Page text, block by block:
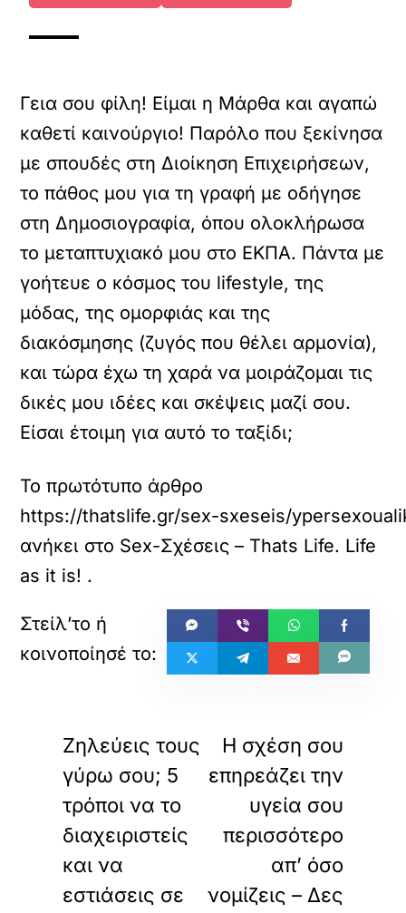
Γεια σου φίλη! Είμαι η Μάρθα και αγαπώ
καθετί καινούργιο! Παρόλο που ξεκίνησα
με σπουδές στη Διοίκηση Επιχειρήσεων,
το πάθος μου για τη γραφή με οδήγησε
στη Δημοσιογραφία, όπου ολοκλήρωσα
το μεταπτυχιακό μου στο ΕΚΠΑ. Πάντα με
γοήτευε ο κόσμος του lifestyle, της
μόδας, της ομορφιάς και της
διακόσμησης (ζυγός που θέλει αρμονία),
και τώρα έχω τη χαρά να μοιράζομαι τις
δικές μου ιδέες και σκέψεις μαζί σου.
Είσαι έτοιμη για αυτό το ταξίδι;
Το πρωτότυπο άρθρο
https://thatslife.gr/sex-sxeseis/
ανήκει στο Sex-Σχέσεις – Thats Life. Life
as it is! .
Ζηλεύεις τους
γύρω σου; 5
τρόποι να το
διαχειριστείς
και να
εστιάσεις σε
Η σχέση σου
επηρεάζει την
υγεία σου
περισσότερο
απ’ όσο
νομίζεις – Δες